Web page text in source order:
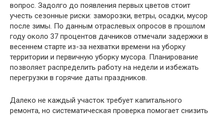
вопрос. Задолго до появления первых цветов стоит
учесть сезонные риски: заморозки, ветры, осадки, мусор
после зимы. По данным отраслевых опросов в прошлом
году около 37 процентов дачников отмечали задержки в
весеннем старте из-за нехватки времени на уборку
территории и первичную уборку мусора. Планирование
позволяет распределить работу на недели и избежать
перегрузки в горячие даты праздников.
Далеко не каждый участок требует капитального
ремонта, но систематическая проверка помогает снизить